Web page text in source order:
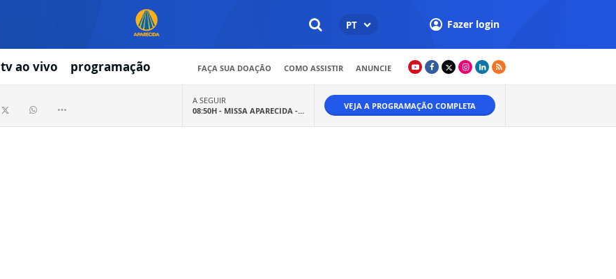
PT Fazer login
tv ao vivo programação FAÇA SUA DOAÇÃO COMO ASSISTIR ANUNCIE
A SEGUIR
08:50H - MISSA APARECIDA -... VEJA A PROGRAMAÇÃO COMPLETA